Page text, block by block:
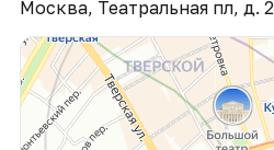
Москва, Театральная пл, д. 2